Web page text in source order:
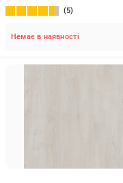
5
Немає в наявності